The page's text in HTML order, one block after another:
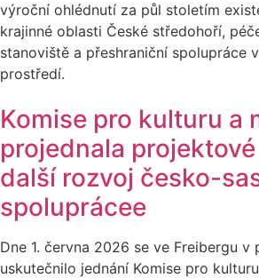
výroční ohlédnutí za půl stoletím
krajinné oblasti České středohoří,
stanoviště a přeshraniční spolupráce
prostředí.
Komise pro kulturu a
projednala
další rozvoj česko-
spoluprácee
Dne 1. června 2026 se ve Freibergu v
uskutečnilo jednání Komise pro